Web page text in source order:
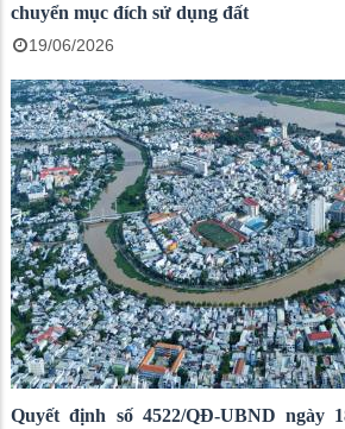
chuyển mục đích sử dụng đất
19/06/2026
Quyết định số 4522/QĐ-UBND ngày